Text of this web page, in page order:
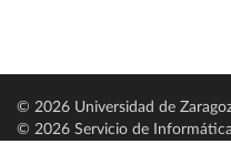
© 2026 Universidad de
© 2026 Servicio de